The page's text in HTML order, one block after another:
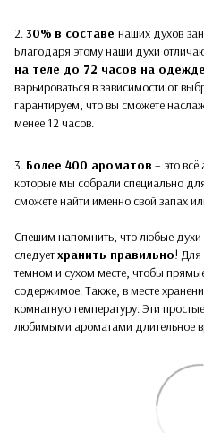
2. 30% в составе наших духов
Благодаря этому наши духи
на теле до 72 часов на
варьироваться в зависимости от
гарантируем, что вы сможете
менее 12 часов.
3. Более 400 ароматов – это
которые мы собрали специально
сможете найти именно свой запах
Спешим напомнить, что любые духи
следуетхранить правильно! Для
темном и сухом месте, чтобы
содержимое. Также, в месте
комнатную температуру. Эти
любимыми ароматами длительное